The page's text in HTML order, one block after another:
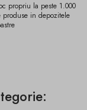
propriu la peste 1.000
produse in depozitele